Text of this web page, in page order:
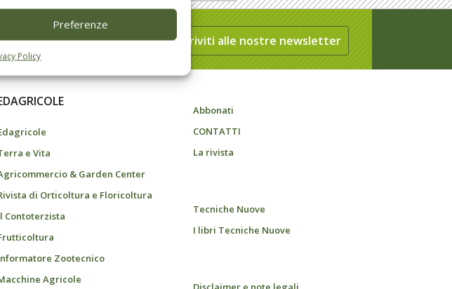
Preferenze
Policy
Iscriviti alle nostre newsletter
e Vita
& Garden Center
di Orticoltura e Floricoltura
Contoterzista
Zootecnico
Agricole
Abbonati
CONTATTI
La rivista
Tecniche Nuove
I libri Tecniche Nuove